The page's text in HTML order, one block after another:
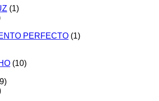
(1)
PERFECTO (1)
(10)